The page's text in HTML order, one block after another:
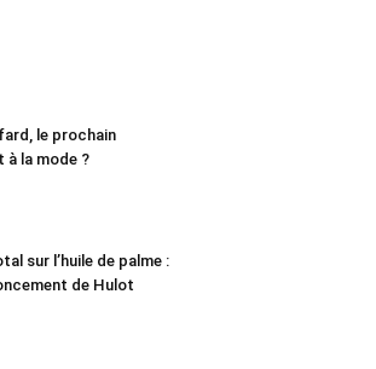
le prochain
à la mode ?
sur l’huile de palme :
de Hulot